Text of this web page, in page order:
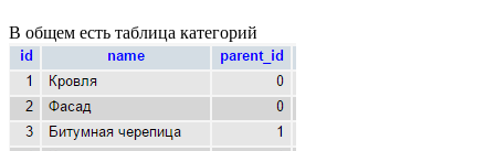
В общем есть таблица категорий